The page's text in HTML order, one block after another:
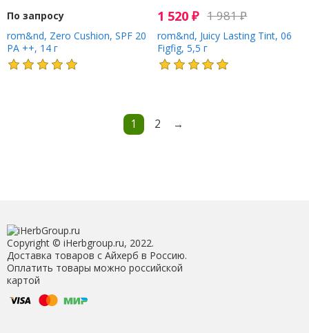
По запросу
rom&nd, Zero Cushion, SPF 20
PA ++, 14 г
1 520₽ 1 981₽
rom&nd, Juicy Lasting Tint, 06
Figfig, 5,5 г
1 2 →
Copyright © iHerbgroup.ru, 2022.
Доставка товаров с Айхерб в Россию.
Оплатить товары можно российской
картой